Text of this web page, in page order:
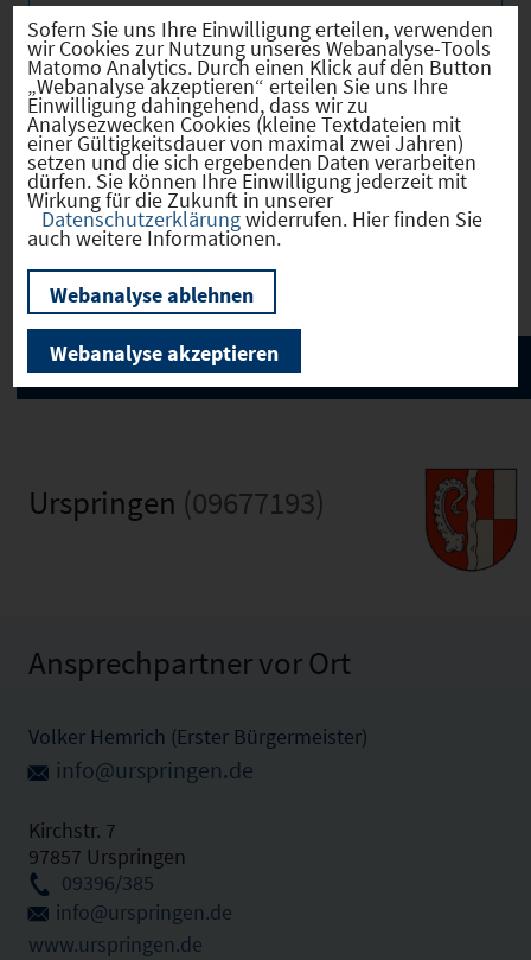
Sozialvers. Beschäftigte
Verkehrsinfrastruktur
Kommunale Infrastruktur
Urspringen (09677193)
Ansprechpartner vor Ort
Volker Hemrich (Erster Bürgermeister)
info@urspringen.de
Kirchstr. 7
97857 Urspringen
09396/385
info@urspringen.de
www.urspringen.de
Sofern Sie uns Ihre Einwilligung erteilen, verwenden
wir Cookies zur Nutzung unseres Webanalyse-Tools
Matomo Analytics. Durch einen Klick auf den Button
„Webanalyse akzeptieren“ erteilen Sie uns Ihre
Einwilligung dahingehend, dass wir zu
Analysezwecken Cookies (kleine Textdateien mit
einer Gültigkeitsdauer von maximal zwei Jahren)
setzen und die sich ergebenden Daten verarbeiten
dürfen. Sie können Ihre Einwilligung jederzeit mit
Wirkung für die Zukunft in unserer
Datenschutzerklärungwiderrufen. Hier finden Sie
auch weitere Informationen.
Webanalyse ablehnen
Webanalyse akzeptieren